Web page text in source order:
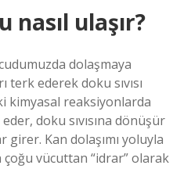
nasıl ulaşır?
dolaşmaya
terk ederek doku sıvısı
kimyasal reaksiyonlarda
doku sıvısına dönüşür
girer. Kan dolaşımı yoluyla
vücuttan “idrar” olarak